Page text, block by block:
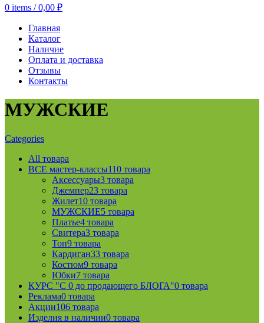
0 items / 0,00 ₽
Главная
Каталог
Наличие
Оплата и доставка
Отзывы
Контакты
МУЖСКИЕ
Categories
All товара
ВСЕ мастер-классы110 товара
Аксессуары3 товара
Джемпер23 товара
Жилет10 товара
МУЖСКИЕ5 товара
Платье4 товара
Свитера3 товара
Топ9 товара
Кардиган33 товара
Костюм9 товара
Юбки7 товара
КУРС "С 0 до продающего БЛОГА"0 товара
Реклама0 товара
Акции106 товара
Изделия в наличии0 товара